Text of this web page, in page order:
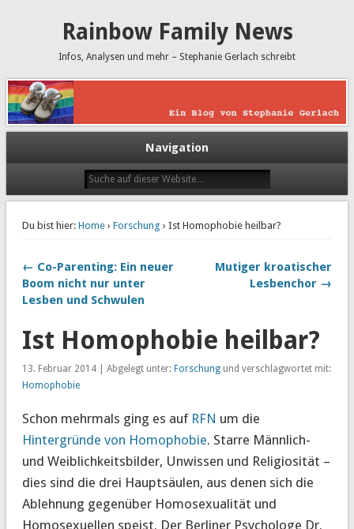
Rainbow Family News
Infos, Analysen und mehr – Stephanie Gerlach schreibt
Navigation
Du bist hier: Home› Forschung › Ist Homophobie heilbar?
← Co-Parenting: Ein neuer
Boom nicht nur unter
Lesben und Schwulen
Mutiger kroatischer
Lesbenchor →
Ist Homophobie heilbar?
13. Februar 2014 | Abgelegt unter: Forschungund verschlagwortet mit:
Homophobie
Schon mehrmals ging es auf RFN um die
Hintergründe von Homophobie. Starre Männlich-
und Weiblichkeitsbilder, Unwissen und Religiosität –
dies sind die drei Hauptsäulen, aus denen sich die
Ablehnung gegenüber Homosexualität und
Homosexuellen speist. Der Berliner Psychologe Dr.